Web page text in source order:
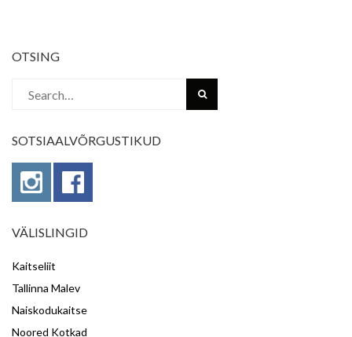
OTSING
Search
SOTSIAALVÕRGUSTIKUD
VÄLISLINGID
Kaitseliit
Tallinna Malev
Naiskodukaitse
Noored Kotkad